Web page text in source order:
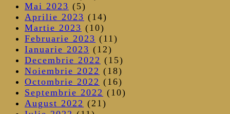
Mai 2023 (5)
Aprilie 2023 (14)
Martie 2023 (10)
Februarie 2023 (11)
Ianuarie 2023 (12)
Decembrie 2022 (15)
Noiembrie 2022 (18)
Octombrie 2022 (16)
Septembrie 2022 (10)
August 2022 (21)